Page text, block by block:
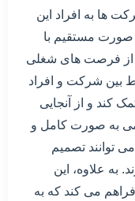
ها به افراد این
صورت مستقیم با
از فرصت های شغلی
بین شرکت و افراد
کند و از آنجایی
به صورت کامل و
توانند تصمیم
به علاوه، این
می کند که به